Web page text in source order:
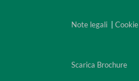
Note legali Cookie
Scarica Brochure